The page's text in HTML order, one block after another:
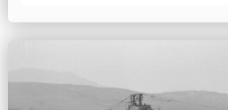
нарисовал художник Джо Шустер.